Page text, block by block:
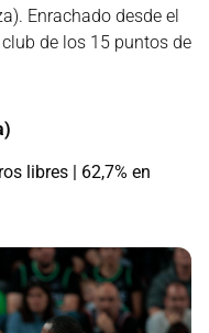
Enrachado desde el
de los 15 puntos de
libres | 62,7% en